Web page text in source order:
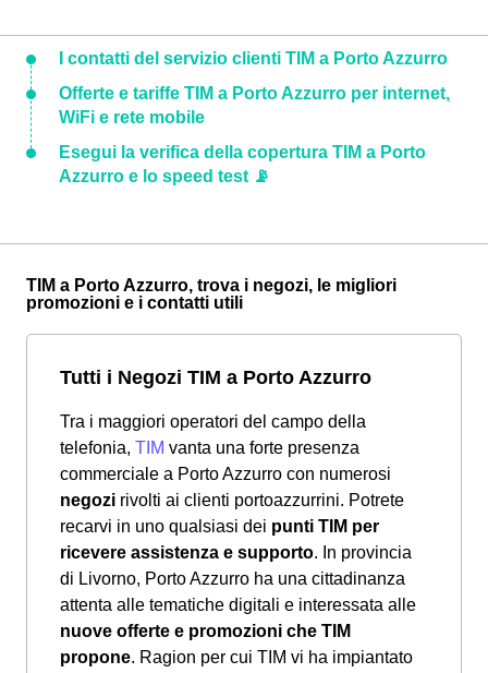
I contatti del servizio clienti TIM a Porto Azzurro
Offerte e tariffe TIM a Porto Azzurro per internet,
WiFi e rete mobile
Esegui la verifica della copertura TIM a Porto
Azzurro e lo speed test 📡
TIM a Porto Azzurro, trova i negozi, le migliori
promozioni e i contatti utili
Tutti i Negozi TIM a Porto Azzurro
Tra i maggiori operatori del campo della
telefonia, TIM vanta una forte presenza
commerciale a Porto Azzurro con numerosi
negozi rivolti ai clienti portoazzurrini. Potrete
recarvi in uno qualsiasi dei punti TIM per
ricevere assistenza e supporto. In provincia
di Livorno, Porto Azzurro ha una cittadinanza
attenta alle tematiche digitali e interessata alle
nuove offerte e promozioni che TIM
propone. Ragion per cui TIM vi ha impiantato